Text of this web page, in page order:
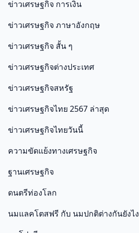
ข่าวเศรษฐกิจ การเงิน
ข่าวเศรษฐกิจ ภาษาอังกฤษ
ข่าวเศรษฐกิจ สั้น ๆ
ข่าวเศรษฐกิจต่างประเทศ
ข่าวเศรษฐกิจสหรัฐ
ข่าวเศรษฐกิจไทย 2567 ล่าสุด
ข่าวเศรษฐกิจไทยวันนี้
ความขัดแย้งทางเศรษฐกิจ
ฐานเศรษฐกิจ
ดนตรีท่องโลก
นมแลคโตสฟรี กับ นมปกติต่างกันยังไง